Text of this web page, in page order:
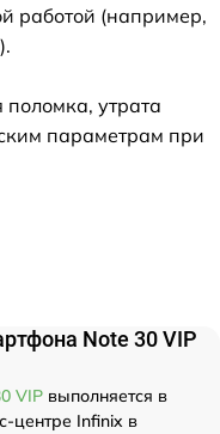
работой (например,
утрата
параметрам при
Note 30 VIP
VIP выполняется в
центре Infinix в